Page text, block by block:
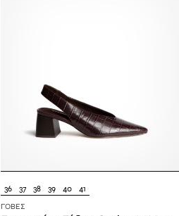
36 37 38 39 40 41
ΓΌΒΕΣ